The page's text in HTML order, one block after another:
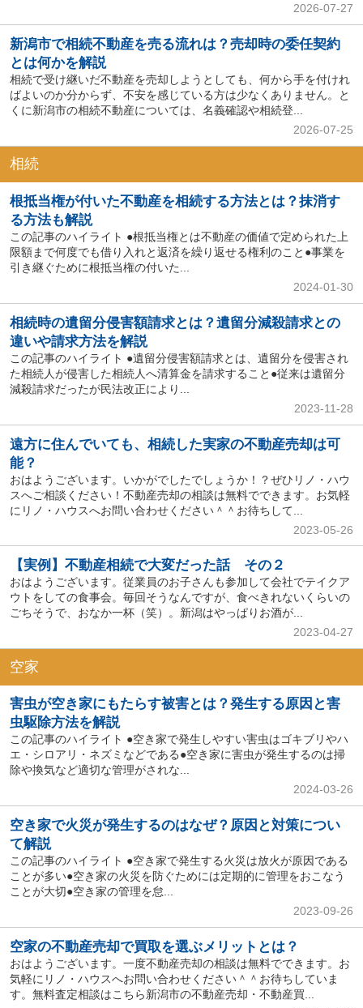
2026-07-27
新潟市で相続不動産を売る流れは？売却時の委任契約
とは何かを解説
相続で受け継いだ不動産を売却しようとしても、何から手を付けれ
ばよいのか分からず、不安を感じている方は少なくありません。と
くに新潟市の相続不動産については、名義確認や相続登...
2026-07-25
相続
根抵当権が付いた不動産を相続する方法とは？抹消す
る方法も解説
この記事のハイライト ●根抵当権とは不動産の価値で定められた上
限額まで何度でも借り入れと返済を繰り返せる権利のこと●事業を
引き継ぐために根抵当権の付いた...
2024-01-30
相続時の遺留分侵害額請求とは？遺留分減殺請求との
違いや請求方法を解説
この記事のハイライト ●遺留分侵害額請求とは、遺留分を侵害され
た相続人が侵害した相続人へ清算金を請求すること●従来は遺留分
減殺請求だったが民法改正により...
2023-11-28
遠方に住んでいても、相続した実家の不動産売却は可
能？
おはようございます。いかがでしたでしょうか！？ぜひリノ・ハウ
スへご相談ください！不動産売却の相談は無料でできます。お気軽
にリノ・ハウスへお問い合わせください＾＾お待ちして...
2023-05-26
【実例】不動産相続で大変だった話 その２
おはようございます。従業員のお子さんも参加して会社でテイクア
ウトをしての食事会。毎回そうなんですが、食べきれないくらいの
ごちそうで、おなか一杯（笑）。新潟はやっぱりお酒が...
2023-04-27
空家
害虫が空き家にもたらす被害とは？発生する原因と害
虫駆除方法を解説
この記事のハイライト ●空き家で発生しやすい害虫はゴキブリやハ
エ・シロアリ・ネズミなどである●空き家に害虫が発生するのは掃
除や換気など適切な管理がされな...
2024-03-26
空き家で火災が発生するのはなぜ？原因と対策につい
て解説
この記事のハイライト ●空き家で発生する火災は放火が原因である
ことが多い●空き家の火災を防ぐためには定期的に管理をおこなう
ことが大切●空き家の管理を怠...
2023-09-26
空家の不動産売却で買取を選ぶメリットとは？
おはようございます。一度不動産売却の相談は無料でできます。お
気軽にリノ・ハウスへお問い合わせください＾＾お待ちしていま
す。無料査定相談はこちら新潟市の不動産売却・不動産買...